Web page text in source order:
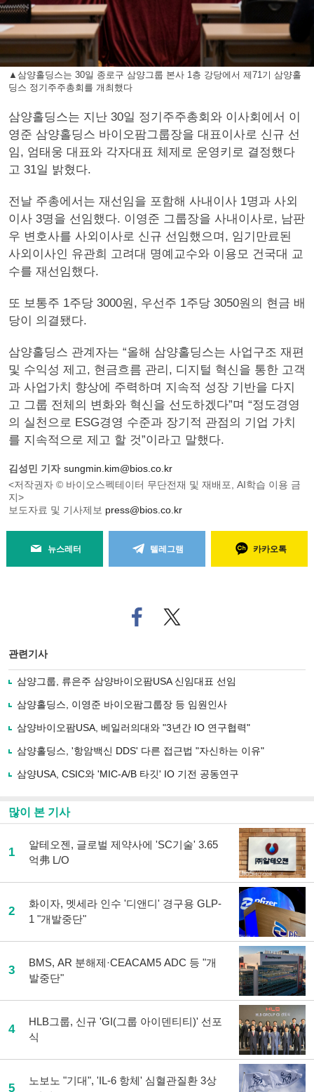
▲삼양홀딩스는 30일 종로구 삼양그룹 본사 1층 강당에서 제71기 삼양홀
딩스 정기주주총회를 개최했다
삼양홀딩스는 지난 30일 정기주주총회와 이사회에서 이
영준 삼양홀딩스 바이오팜그룹장을 대표이사로 신규 선
임, 엄태웅 대표와 각자대표 체제로 운영키로 결정했다
고 31일 밝혔다.
전날 주총에서는 재선임을 포함해 사내이사 1명과 사외
이사 3명을 선임했다. 이영준 그룹장을 사내이사로, 남판
우 변호사를 사외이사로 신규 선임했으며, 임기만료된
사외이사인 유관희 고려대 명예교수와 이용모 건국대 교
수를 재선임했다.
또 보통주 1주당 3000원, 우선주 1주당 3050원의 현금 배
당이 의결됐다.
삼양홀딩스 관계자는 “올해 삼양홀딩스는 사업구조 재편
및 수익성 제고, 현금흐름 관리, 디지털 혁신을 통한 고객
과 사업가치 향상에 주력하며 지속적 성장 기반을 다지
고 그룹 전체의 변화와 혁신을 선도하겠다”며 “정도경영
의 실천으로 ESG경영 수준과 장기적 관점의 기업 가치
를 지속적으로 제고 할 것”이라고 말했다.
김성민 기자 sungmin.kim@bios.co.kr
<저작권자 © 바이오스펙테이터 무단전재 및 재배포, AI학습 이용 금
지>
보도자료 및 기사제보 press@bios.co.kr
뉴스레터 텔레그램 카카오톡
페
이
로
기
사
유
기
트위
터로
관련기사
삼양그룹, 류은주 삼양바이오팜USA 신임대표 선임
삼양홀딩스, 이영준 바이오팜그룹장 등 임원인사
삼양바이오팜USA, 베일러의대와 "3년간 IO 연구협력"
삼양홀딩스, '항암백신 DDS' 다른 접근법 "자신하는 이유"
삼양USA, CSIC와 'MIC-A/B 타깃' IO 기전 공동연구
많이 본 기사
1
알테오젠, 글로벌 제약사에 'SC기술' 3.65
억弗 L/O
2
화이자, 멧세라 인수 '디앤디' 경구용 GLP-
1 "개발중단"
3
BMS, AR 분해제·CEACAM5 ADC 등 "개
발중단"
4
HLB그룹, 신규 'GI(그룹 아이덴티티)' 선포
식
5
노보노 "기대", 'IL-6 항체' 심혈관질환 3상